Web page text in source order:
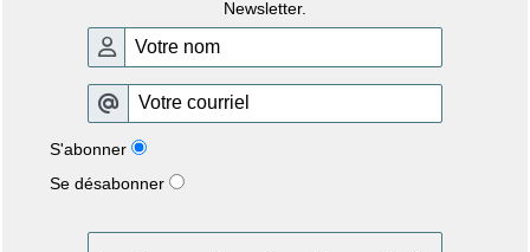
Newsletter.
S'abonner
Se désabonner